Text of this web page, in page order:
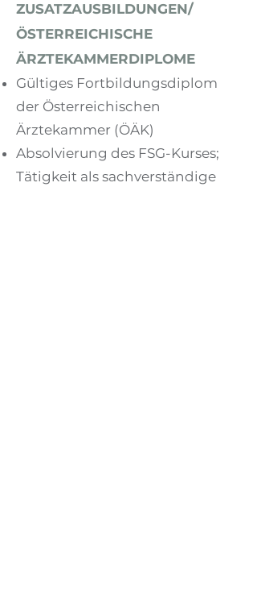
ZUSATZAUSBILDUNGEN/
ÖSTERREICHISCHE
ÄRZTEKAMMERDIPLOME
Gültiges Fortbildungsdiplom
der Österreichischen
Ärztekammer (ÖÄK)
Absolvierung des FSG-Kurses;
Tätigkeit als sachverständige